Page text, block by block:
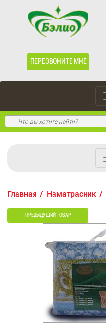
ПЕРЕЗВОНИТЕ МНЕ
Главная Наматрасник
ПРЕДЫДУЩИЙ ТОВАР